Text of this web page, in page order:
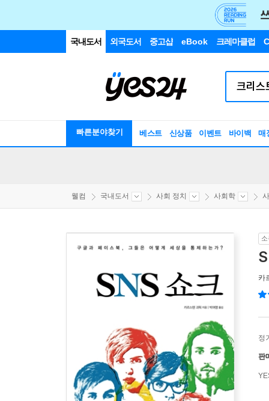
국내도서 외국도서 중고샵 eBook 크레마클럽
빠른분야찾기 베스트 신상품 이벤트 바이백 매
웰컴 국내도서 사회 정치 사회학
카
정
판